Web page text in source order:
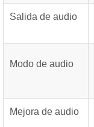
Salida de audio
Modo de audio
Mejora de audio